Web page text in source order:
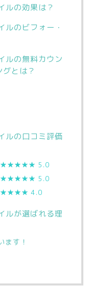
ルの効果は？
ルのビフォー・
ルの無料カウン
とは？
ルの口コミ評価
★★★★★5.0
★★★★★5.0
★★★★4.0
ルが選ばれる理
ます！